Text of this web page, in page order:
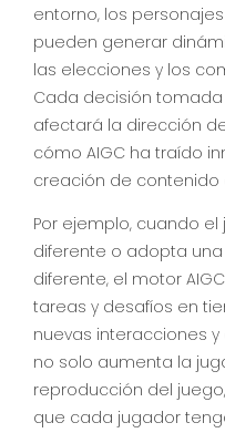
entorno, los
pueden generar
las elecciones y los
Cada decisión
afectará la dirección
cómo AIGC ha traído
creación de contenido
Por ejemplo, cuando
diferente o adopta
diferente, el motor
tareas y desafíos en
nuevas interacciones
no solo aumenta la
reproducción del
que cada jugador